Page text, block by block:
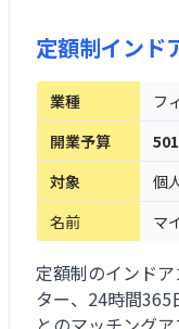
定額制インド
業種
フ
開業予算
対象
個
名前
マ
定額制のインド
ター、24時間365